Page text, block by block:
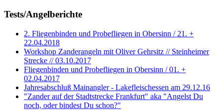
Tests/Angelberichte
2. Fliegenbinden und Probefliegen in Obersinn / 21. +
22.04.2018
Workshop Zanderangeln mit Oliver Gehrsitz // Steinheimer
Strecke // 03.10.2017
Fliegenbinden und Probefliegen in Obersinn / 01. +
02.04.2017
Jahresabschluß Mainangler - Lakefleischessen am 29.12.16
"Zander auf der Stadtstrecke Frankfurt" aka "Angelst Du
noch, oder bindest Du schon?"